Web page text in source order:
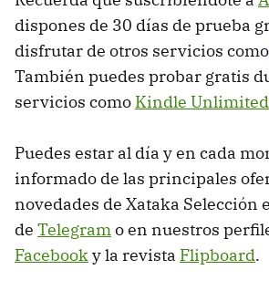
dispones de 30 días de prueba
disfrutar de otros servicios como
También puedes probar gratis
servicios como Kindle Unlimited
Puedes estar al día y en cada
informado de las principales
novedades de Xataka Selección
de Telegramo en nuestros
Facebooky la revista Flipboard.